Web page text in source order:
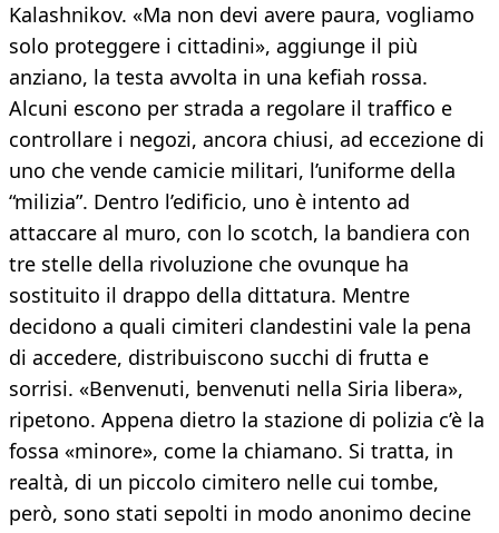
Kalashnikov. «Ma non devi avere paura, vogliamo
solo proteggere i cittadini», aggiunge il più
anziano, la testa avvolta in una kefiah rossa.
Alcuni escono per strada a regolare il traffico e
controllare i negozi, ancora chiusi, ad eccezione di
uno che vende camicie militari, l’uniforme della
“milizia”. Dentro l’edificio, uno è intento ad
attaccare al muro, con lo scotch, la bandiera con
tre stelle della rivoluzione che ovunque ha
sostituito il drappo della dittatura. Mentre
decidono a quali cimiteri clandestini vale la pena
di accedere, distribuiscono succhi di frutta e
sorrisi. «Benvenuti, benvenuti nella Siria libera»,
ripetono. Appena dietro la stazione di polizia c’è la
fossa «minore», come la chiamano. Si tratta, in
realtà, di un piccolo cimitero nelle cui tombe,
però, sono stati sepolti in modo anonimo decine